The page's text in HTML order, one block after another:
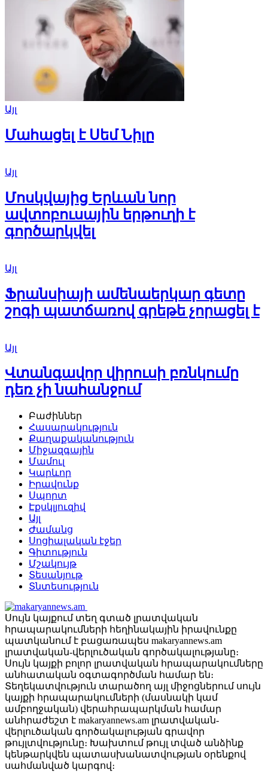
Այլ
Մահացել է Սեմ Նիլը
Այլ
Մոսկվայից Երևան նոր
ավտոբուսային երթուղի է
գործարկվել
Այլ
Ֆրանսիայի ամենաերկար գետը
շոգի պատճառով գրեթե չորացել է
Այլ
Վտանգավոր վիրուսի բռնկումը
դեռ չի նահանջում
Բաժիններ
Հասարակություն
Քաղաքականություն
Միջազգային
Մամուլ
Կարևոր
Իրավունք
Սպորտ
Էքսկլյուզիվ
Այլ
Ժամանց
Սոցիալական էջեր
Գիտություն
Մշակույթ
Տեսանյութ
Տնտեսություն
Սույն կայքում տեղ գտած լրատվական
հրապարակումների հեղինակային իրավունքը
պատկանում է բացառապես makaryannews.am
լրատվական-վերլուծական գործակալությանը։
Սույն կայքի բոլոր լրատվական հրապարակումները
անհատական օգտագործման համար են։
Տեղեկատվություն տարածող այլ միջոցներում սույն
կայքի հրապարակումների (մասնակի կամ
ամբողջական) վերահրապարկման համար
անհրաժեշտ է makaryannews.am լրատվական-
վերլուծական գործակալության գրավոր
թույլտվությունը։ Խախտում թույլ տված անձինք
կենթարկվեն պատասխանատվության օրենքով
սահմանված կարգով։